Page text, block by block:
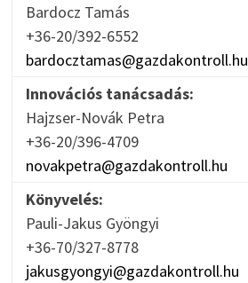
Bardocz Tamás
+36-20/392-6552
bardocztamas@gazdakontroll.hu
Innovációs tanácsadás:
Hajzser-Novák Petra
+36-20/396-4709
novakpetra@gazdakontroll.hu
Könyvelés:
Pauli-Jakus Gyöngyi
+36-70/327-8778
jakusgyongyi@gazdakontroll.hu